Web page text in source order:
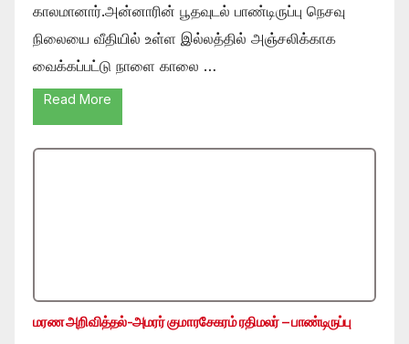
காலமானார்.அன்னாரின் பூதவுடல் பாண்டிருப்பு நெசவு
நிலையை வீதியில் உள்ள இல்லத்தில் அஞ்சலிக்காக
வைக்கப்பட்டு நாளை காலை …
Read More
மரண அறிவித்தல்-அமரர் குமாரசேகரம் ரதிமலர் – பாண்டிருப்பு